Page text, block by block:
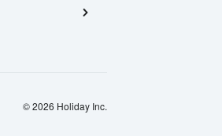
© 2026 Holiday Inc.